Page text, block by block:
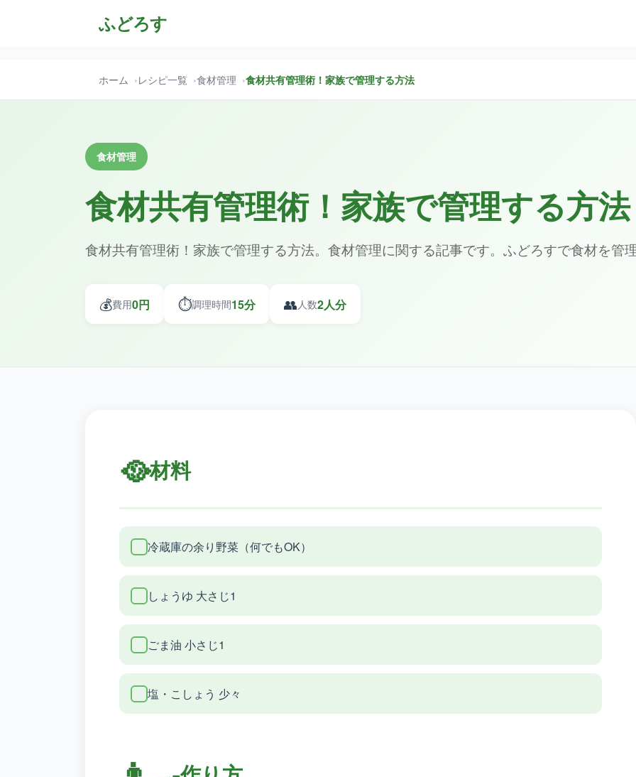
ふどろす
ホーム レシピ一覧 食材管理 食材共有管理術！家族で管理する方法
食材管理
食材共有管理術！家族で管理する方法
食材共有管理術！家族で管理する方法。食材管理に関する記事です。ふどろすで食材を管
💰費用0円 ⏱️調理時間15分 👥人数2人分
🥘材料
冷蔵庫の余り野菜（何でもOK）
しょうゆ 大さじ1
ごま油 小さじ1
塩・こしょう 少々